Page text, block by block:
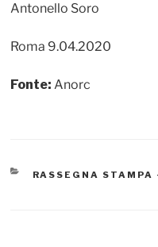
Antonello Soro
Roma 9.04.2020
Fonte: Anorc
CATEGORIE
RASSEGNA STAMPA